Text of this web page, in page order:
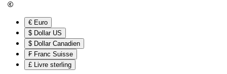
€ Euro
$ Dollar US
$ Dollar Canadien
₣ Franc Suisse
£ Livre sterling